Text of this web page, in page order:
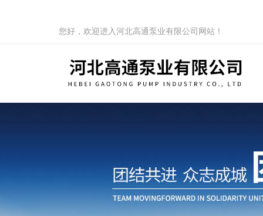
您好，欢迎进入河北高通泵业有限公司网站！